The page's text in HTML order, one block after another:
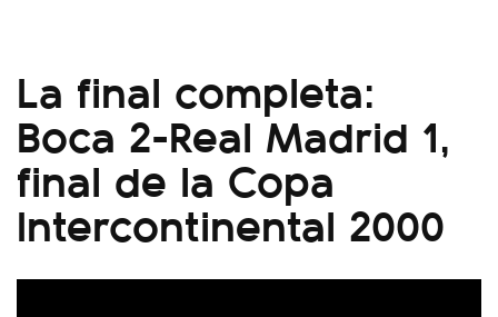
La final completa:
Boca 2-Real Madrid 1,
final de la Copa
Intercontinental 2000